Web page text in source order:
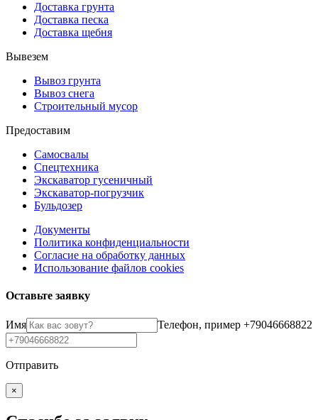
Доставка грунта
Доставка песка
Доставка щебня
Вывезем
Вывоз грунта
Вывоз снега
Строительный мусор
Предоставим
Самосвалы
Спецтехника
Экскаватор гусеничный
Экскаватор-погрузчик
Бульдозер
Документы
Политика конфиденциальности
Согласие на обработку данных
Использование файлов cookies
Оставьте заявку
Имя Телефон, пример +79046668822
Отправить
×